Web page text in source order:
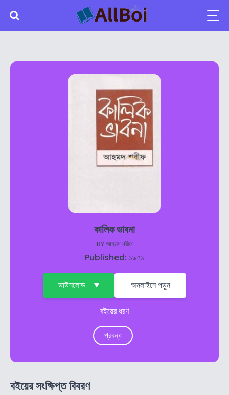
কালিক ভাবনা
BYআহমদ শরীফ
Published: ১৯৭১
ডাউনলোড অনলাইনে পড়ুন
বইয়ের ধরণ
প্রবন্ধ
বইয়ের সংক্ষিপ্ত বিবরণ